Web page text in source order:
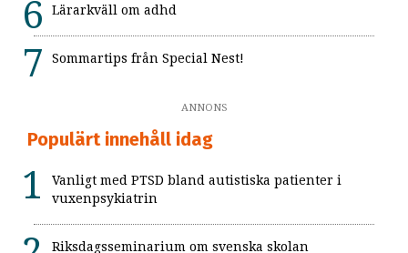
Lärarkväll om adhd
Sommartips från Special Nest!
ANNONS
Populärt innehåll idag
Vanligt med PTSD bland autistiska patienter i
vuxenpsykiatrin
Riksdagsseminarium om svenska skolan